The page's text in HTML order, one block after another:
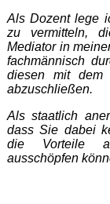
Als Dozent lege
zu vermitteln,
Mediator in
fachmännisch
diesen mit dem
abzuschließen.
Als staatlich
dass Sie dabei
die Vorteile
ausschöpfen